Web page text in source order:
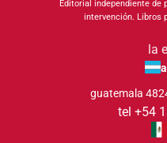
Editorial independiente de
intervención. Libros
la
guatemala
tel +54